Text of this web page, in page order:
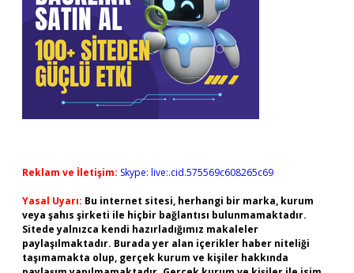
Reklam ve İletişim: Skype: live:.cid.575569c608265c69
Yasal Uyarı: Bu internet sitesi, herhangi bir marka, kurum
veya şahıs şirketi ile hiçbir bağlantısı bulunmamaktadır.
Sitede yalnızca kendi hazırladığımız makaleler
paylaşılmaktadır. Burada yer alan içerikler haber niteliği
taşımamakta olup, gerçek kurum ve kişiler hakkında